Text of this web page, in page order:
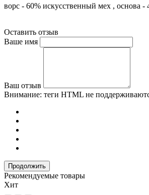
ворс - 60% искусственный мех , основа -
Оставить отзыв
Ваше имя
Ваш отзыв
Внимание: теги HTML не
Продолжить
Рекомендуемые товары
Хит